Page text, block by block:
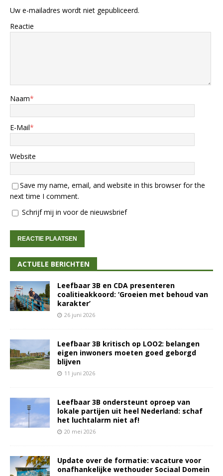
Uw e-mailadres wordt niet gepubliceerd.
Reactie
Naam*
E-Mail*
Website
Save my name, email, and website in this browser for the
next time I comment.
Schrijf mij in voor de nieuwsbrief
ACTUELE BERICHTEN
Leefbaar 3B en CDA presenteren
coalitieakkoord: ‘Groeien met behoud van
karakter’
26 juni 2026
Leefbaar 3B kritisch op LOO2: belangen
eigen inwoners moeten goed geborgd
blijven
11 juni 2026
Leefbaar 3B ondersteunt oproep van
lokale partijen uit heel Nederland: schaf
het luchtalarm niet af!
20 mei 2026
Update over de formatie: vacature voor
onafhankelijke wethouder Sociaal Domein